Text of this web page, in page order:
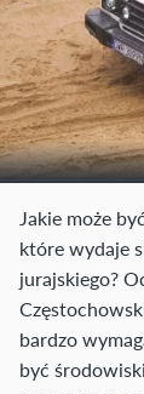
Jakie może
które wydaje
jurajskiego?
bardzo
być